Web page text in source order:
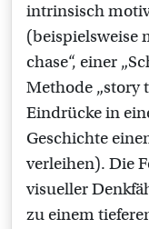
intrinsisch
(beispielsweise
chase“, einer
Methode „story
Eindrücke in
Geschichte
verleihen). Die
visueller
zu einem